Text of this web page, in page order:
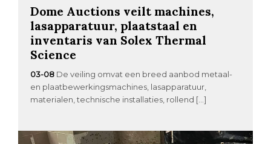
Dome Auctions veilt machines,
lasapparatuur, plaatstaal en
inventaris van Solex Thermal
Science
03-08 De veiling omvat een breed aanbod metaal-
en plaatbewerkingsmachines, lasapparatuur,
materialen, technische installaties, rollend […]